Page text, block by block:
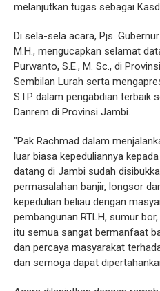
melanjutkan tugas sebagai
Di sela-sela acara, Pjs.
M.H., mengucapkan selamat
Purwanto, S.E., M. Sc., di
Sembilan Lurah serta
S.I.P dalam pengabdian terbaik
Danrem di Provinsi Jambi.
"Pak Rachmad dalam
luar biasa kepeduliannya
datang di Jambi sudah
permasalahan banjir, longsor
kepedulian beliau dengan
pembangunan RTLH, sumur
itu semua sangat bermanfaat
dan percaya masyarakat
dan semoga dapat